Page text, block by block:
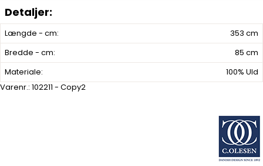
Længde - cm:
353 cm
Bredde - cm:
85 cm
Materiale:
100% Uld
Varenr.: 102211 - Copy2